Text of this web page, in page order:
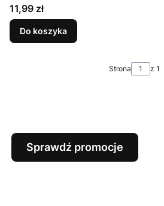
Cena
11,99 zł
Do koszyka
Strona z 1
Sprawdź promocje